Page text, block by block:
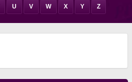
U V W X Y Z